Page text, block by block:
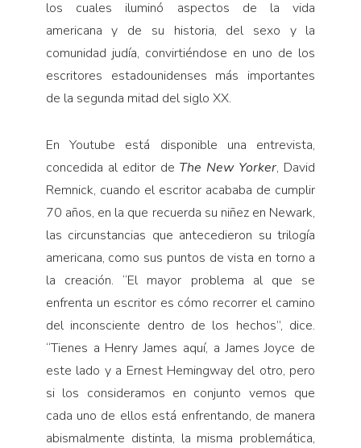
Voces y lecturas
los cuales iluminó aspectos de la vida
americana y de su historia, del sexo y la
comunidad judía, convirtiéndose en uno de los
escritores estadounidenses más importantes
de la segunda mitad del siglo XX.
En Youtube está disponible una entrevista,
concedida al editor de The New Yorker, David
Remnick, cuando el escritor acababa de cumplir
70 años, en la que recuerda su niñez en Newark,
las circunstancias que antecedieron su trilogía
americana, como sus puntos de vista en torno a
la creación. “El mayor problema al que se
enfrenta un escritor es cómo recorrer el camino
del inconsciente dentro de los hechos”, dice.
“Tienes a Henry James aquí, a James Joyce de
este lado y a Ernest Hemingway del otro, pero
si los consideramos en conjunto vemos que
cada uno de ellos está enfrentando, de manera
abismalmente distinta, la misma problemática,